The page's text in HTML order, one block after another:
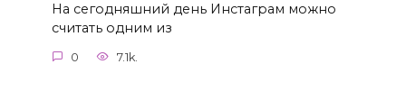
На сегодняшний день Инстаграм можно
считать одним из
0 7.1k.